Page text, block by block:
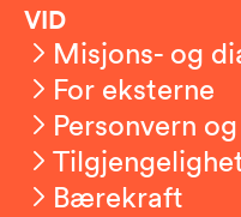
VID
Misjons- og
For eksterne
Personvern
Bærekraft